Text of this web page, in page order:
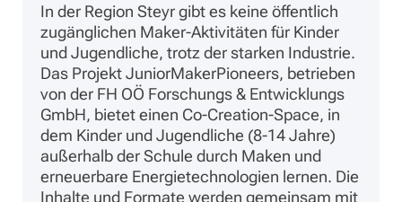
In der Region Steyr gibt es keine öffentlich
zugänglichen Maker-Aktivitäten für Kinder
und Jugendliche, trotz der starken Industrie.
Das Projekt JuniorMakerPioneers, betrieben
von der FH OÖ Forschungs & Entwicklungs
GmbH, bietet einen Co-Creation-Space, in
dem Kinder und Jugendliche (8-14 Jahre)
außerhalb der Schule durch Maken und
erneuerbare Energietechnologien lernen. Die
Inhalte und Formate werden gemeinsam mit